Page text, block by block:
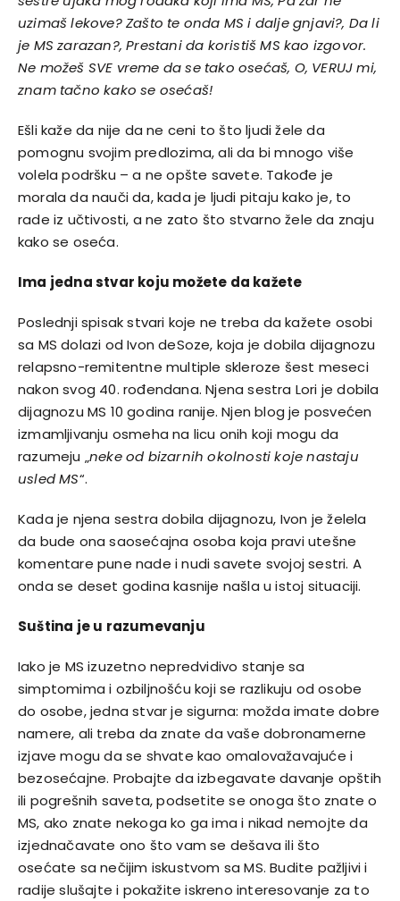
uzimaš lekove? Zašto te onda MS i dalje gnjavi?, Da li
je MS zarazan?, Prestani da koristiš MS kao izgovor.
Ne možeš SVE vreme da se tako osećaš, O, VERUJ mi,
znam tačno kako se osećaš!
Ešli kaže da nije da ne ceni to što ljudi žele da
pomognu svojim predlozima, ali da bi mnogo više
volela podršku – a ne opšte savete. Takođe je
morala da nauči da, kada je ljudi pitaju kako je, to
rade iz učtivosti, a ne zato što stvarno žele da znaju
kako se oseća.
Ima jedna stvar koju možete da kažete
Poslednji spisak stvari koje ne treba da kažete osobi
sa MS dolazi od Ivon deSoze, koja je dobila dijagnozu
relapsno-remitentne multiple skleroze šest meseci
nakon svog 40. rođendana. Njena sestra Lori je dobila
dijagnozu MS 10 godina ranije. Njen blog je posvećen
izmamljivanju osmeha na licu onih koji mogu da
razumeju „neke od bizarnih okolnosti koje nastaju
usled MS“.
Kada je njena sestra dobila dijagnozu, Ivon je želela
da bude ona saosećajna osoba koja pravi utešne
komentare pune nade i nudi savete svojoj sestri. A
onda se deset godina kasnije našla u istoj situaciji.
Suština je u razumevanju
Iako je MS izuzetno nepredvidivo stanje sa
simptomima i ozbiljnošću koji se razlikuju od osobe
do osobe, jedna stvar je sigurna: možda imate dobre
namere, ali treba da znate da vaše dobronamerne
izjave mogu da se shvate kao omalovažavajuće i
bezosećajne. Probajte da izbegavate davanje opštih
ili pogrešnih saveta, podsetite se onoga što znate o
MS, ako znate nekoga ko ga ima i nikad nemojte da
izjednačavate ono što vam se dešava ili što
osećate sa nečijim iskustvom sa MS. Budite pažljivi i
radije slušajte i pokažite iskreno interesovanje za to